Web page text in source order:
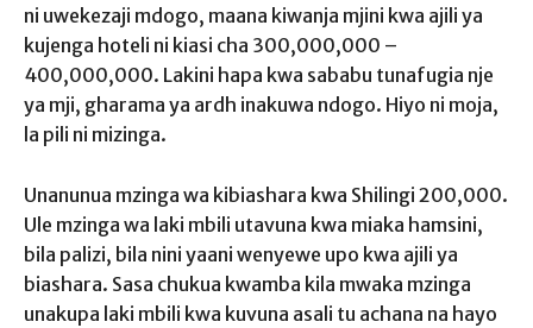
ni uwekezaji mdogo, maana kiwanja mjini kwa ajili ya
kujenga hoteli ni kiasi cha 300,000,000 –
400,000,000. Lakini hapa kwa sababu tunafugia nje
ya mji, gharama ya ardh inakuwa ndogo. Hiyo ni moja,
la pili ni mizinga.
Unanunua mzinga wa kibiashara kwa Shilingi 200,000.
Ule mzinga wa laki mbili utavuna kwa miaka hamsini,
bila palizi, bila nini yaani wenyewe upo kwa ajili ya
biashara. Sasa chukua kwamba kila mwaka mzinga
unakupa laki mbili kwa kuvuna asali tu achana na hayo